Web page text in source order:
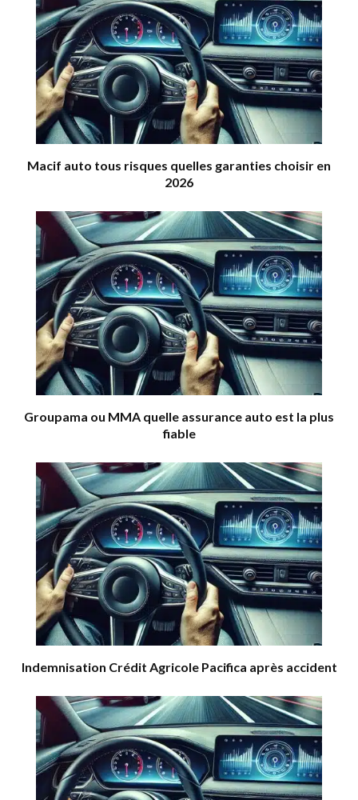
Macif auto tous risques quelles garanties choisir en
2026
Groupama ou MMA quelle assurance auto est la plus
fiable
Indemnisation Crédit Agricole Pacifica après accident